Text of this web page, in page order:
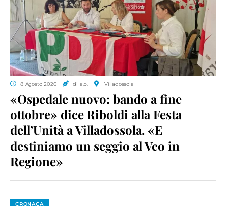
8 Agosto 2026 di a.p. Villadossola
«Ospedale nuovo: bando a fine
ottobre» dice Riboldi alla Festa
dell’Unità a Villadossola. «E
destiniamo un seggio al Vco in
Regione»
CRONACA